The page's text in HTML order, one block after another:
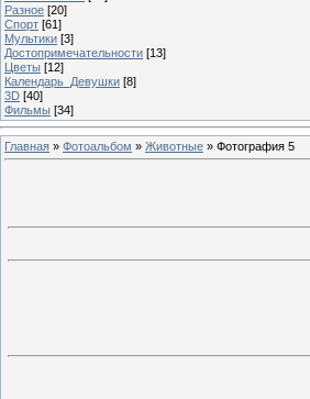
Разное [20]
Спорт [61]
Мультики [3]
Достопримечательности [13]
Цветы [12]
Календарь_Девушки [8]
3D [40]
Фильмы [34]
Главная » Фотоальбом » Животные » Фотография 5